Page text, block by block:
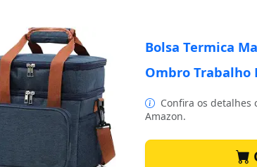
Bolsa Termica
Ombro Trabalho
Confira os
Amazon.